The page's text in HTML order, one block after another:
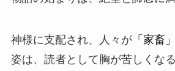
神様に支配され、人々が「家畜」
姿は、読者として胸が苦しくなる